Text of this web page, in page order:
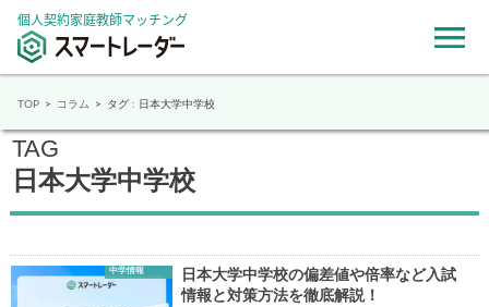
個人契約家庭教師マッチング
TOP コラム タグ : 日本大学中学校
TAG
日本大学中学校
中学情報
日本大学中学校の偏差値や倍率など入試
情報と対策方法を徹底解説！